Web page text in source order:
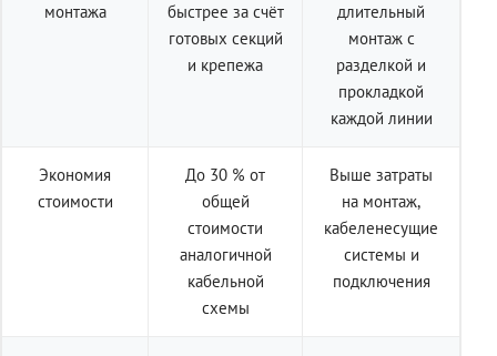
монтажа
быстрее за счёт
готовых секций
и крепежа
длительный
монтаж с
разделкой и
прокладкой
каждой линии
Экономия
стоимости
До 30 % от
общей
стоимости
аналогичной
кабельной
схемы
Выше затраты
на монтаж,
кабеленесущие
системы и
подключения